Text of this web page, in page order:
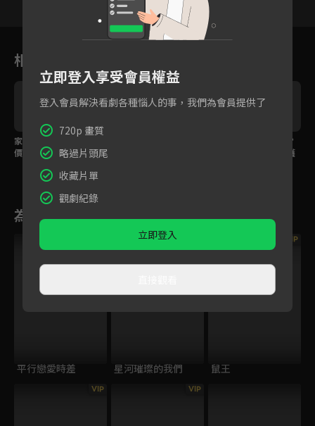
9 10 11
相關花絮
家庭主婦上不了檯面？
價值觀偏差有問題的是
大兒子吃小兒子的醋？
爸爸靠一句話成功守護
為您推薦
平行戀愛時差 星河璀璨的我們
VIP
鼠王
VIP VIP
立即登入享受會員權益
登入會員解決看劇各種惱人的事，我們為會員提供了
720p 畫質
略過片頭尾
收藏片單
觀劇紀錄
立即登入